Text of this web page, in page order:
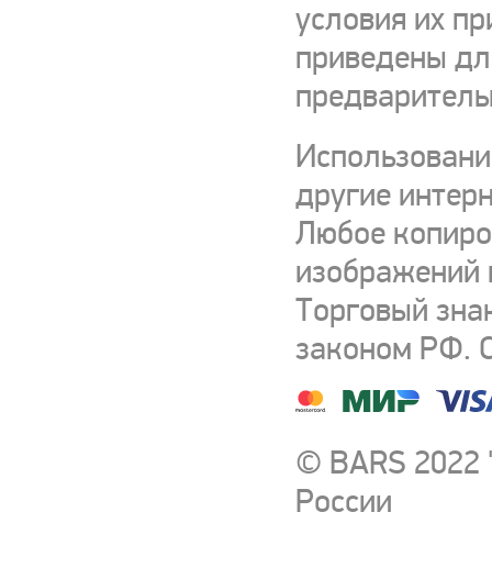
условия их
приведены
другие
Любое
изображений
Торговый
законом РФ.
© BARS
России